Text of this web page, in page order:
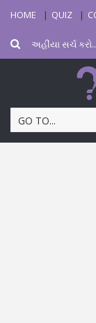
HOME QUIZ
GO TO...